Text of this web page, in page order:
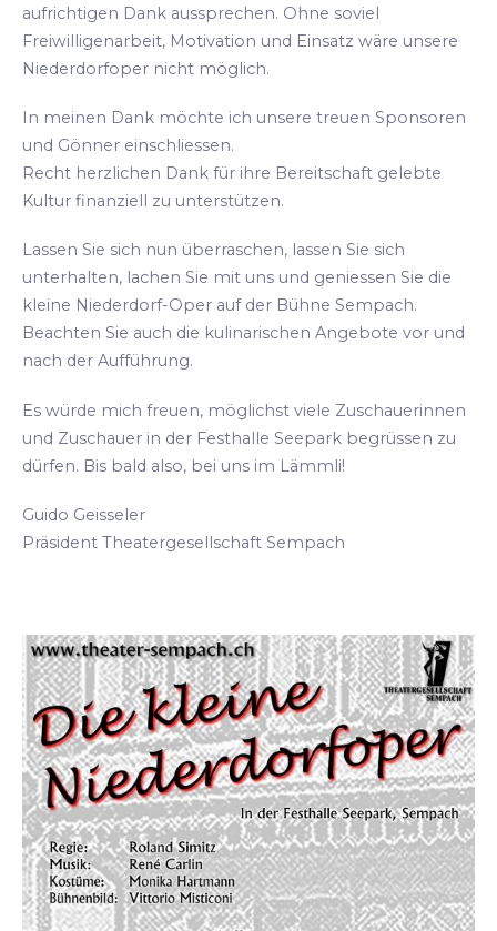
aufrichtigen Dank aussprechen. Ohne soviel
Freiwilligenarbeit, Motivation und Einsatz wäre unsere
Niederdorfoper nicht möglich.
In meinen Dank möchte ich unsere treuen Sponsoren
und Gönner einschliessen.
Recht herzlichen Dank für ihre Bereitschaft gelebte
Kultur finanziell zu unterstützen.
Lassen Sie sich nun überraschen, lassen Sie sich
unterhalten, lachen Sie mit uns und geniessen Sie die
kleine Niederdorf-Oper auf der Bühne Sempach.
Beachten Sie auch die kulinarischen Angebote vor und
nach der Aufführung.
Es würde mich freuen, möglichst viele Zuschauerinnen
und Zuschauer in der Festhalle Seepark begrüssen zu
dürfen. Bis bald also, bei uns im Lämmli!
Guido Geisseler
Präsident Theatergesellschaft Sempach